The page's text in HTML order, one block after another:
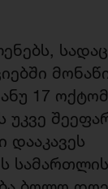
სადაც
17
უკვე
დააკავეს